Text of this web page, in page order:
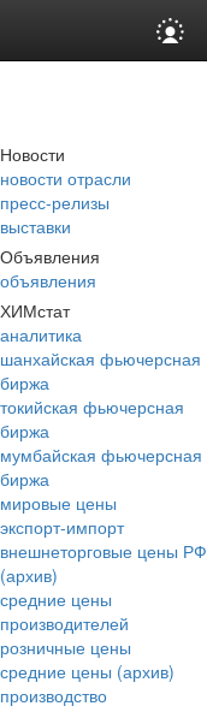
Новости
новости отрасли
пресс-релизы
выставки
Объявления
объявления
ХИМстат
аналитика
шанхайская фьючерсная
биржа
токийская фьючерсная
биржа
мумбайская фьючерсная
биржа
мировые цены
экспорт-импорт
внешнеторговые цены РФ
(архив)
средние цены
производителей
розничные цены
средние цены (архив)
производство